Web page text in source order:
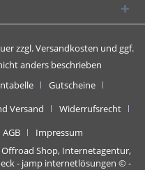
zzgl.Versandkosten und ggf.
anders beschrieben
Gutscheine
Versand
Widerrufsrecht
AGB
Impressum
Shop, Internetagentur,
- jamp internetlösungen © -